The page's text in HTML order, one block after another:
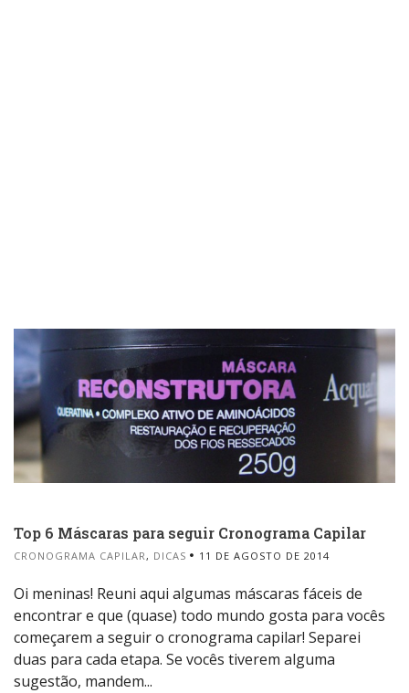
Top 6 Máscaras para seguir Cronograma Capilar
CRONOGRAMA CAPILAR, DICAS 11 DE AGOSTO DE 2014
Oi meninas! Reuni aqui algumas máscaras fáceis de
encontrar e que (quase) todo mundo gosta para vocês
começarem a seguir o cronograma capilar! Separei
duas para cada etapa. Se vocês tiverem alguma
sugestão, mandem...